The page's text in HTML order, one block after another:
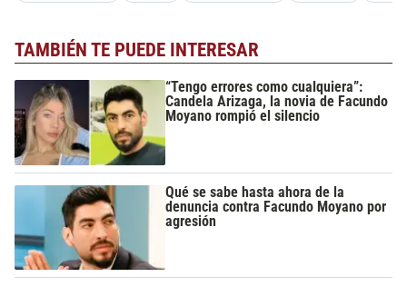
TAMBIÉN TE PUEDE INTERESAR
“Tengo errores como cualquiera”:
Candela Arizaga, la novia de Facundo
Moyano rompió el silencio
Qué se sabe hasta ahora de la
denuncia contra Facundo Moyano por
agresión